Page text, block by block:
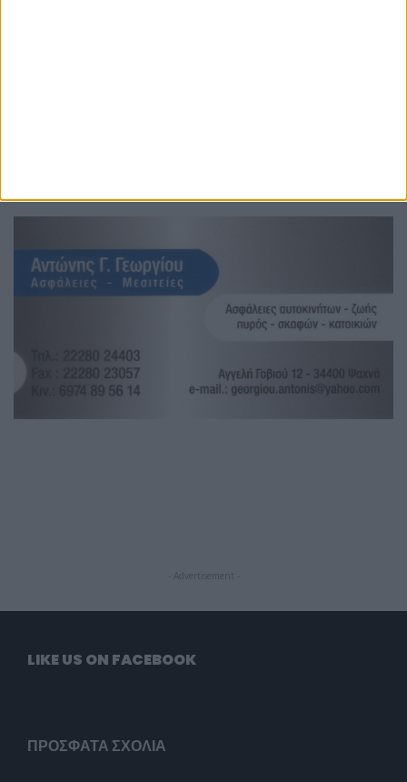
- Advertisement -
LIKE US ON FACEBOOK
ΠΡΌΣΦΑΤΑ ΣΧΌΛΙΑ